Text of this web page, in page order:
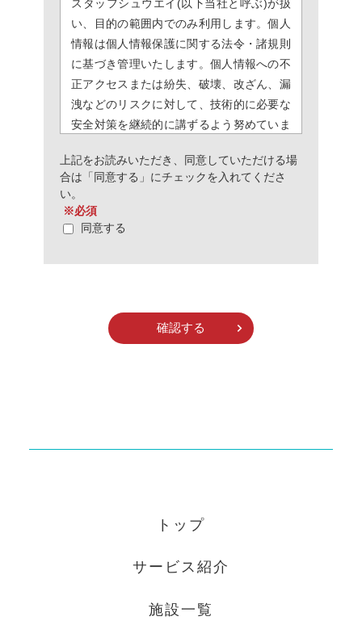
スタッフシュウエイ(以下当社と呼ぶ)が扱
い、目的の範囲内でのみ利用します。個人
情報は個人情報保護に関する法令・諸規則
に基づき管理いたします。個人情報への不
正アクセスまたは紛失、破壊、改ざん、漏
洩などのリスクに対して、技術的に必要な
安全対策を継続的に講ずるよう努めていま
を継続的に実施し、厳重な情報管理・運営
に努めております。
2．利用目的
ら事前の同意・承諾を得ない限り、原則と
して個人情報を第三者に提供することはあ
c)公衆衛生の向上又は児童の健全な育成
の推進のために特に必要がある場合であ
の委託を受けた者が法令の定める事務を
上記をお読みいただき、同意していただける場
合は「同意する」にチェックを入れてくださ
い。
※必須
同意する
トップ
サービス紹介
施設⼀覧